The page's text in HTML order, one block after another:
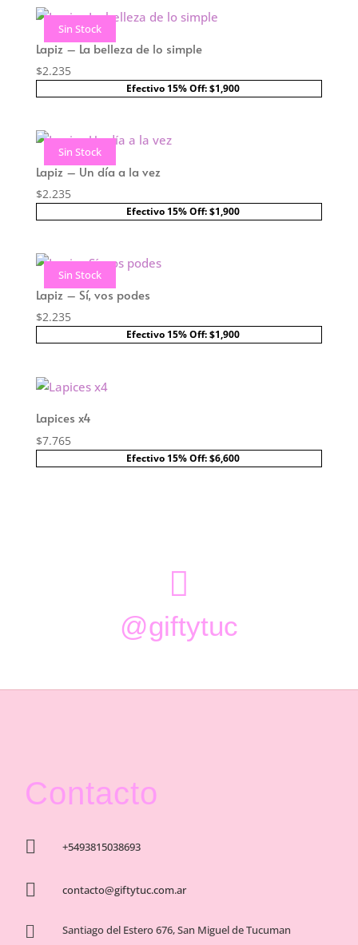
Sin Stock
Lapiz – La belleza de lo simple
$2.235
Efectivo 15% Off: $1,900
Sin Stock
Lapiz – Un día a la vez
$2.235
Efectivo 15% Off: $1,900
Sin Stock
Lapiz – Sí, vos podes
$2.235
Efectivo 15% Off: $1,900
Lapices x4
$7.765
Efectivo 15% Off: $6,600

@giftytuc
Contacto
 +5493815038693
 contacto@giftytuc.com.ar
 Santiago del Estero 676, San Miguel de Tucuman